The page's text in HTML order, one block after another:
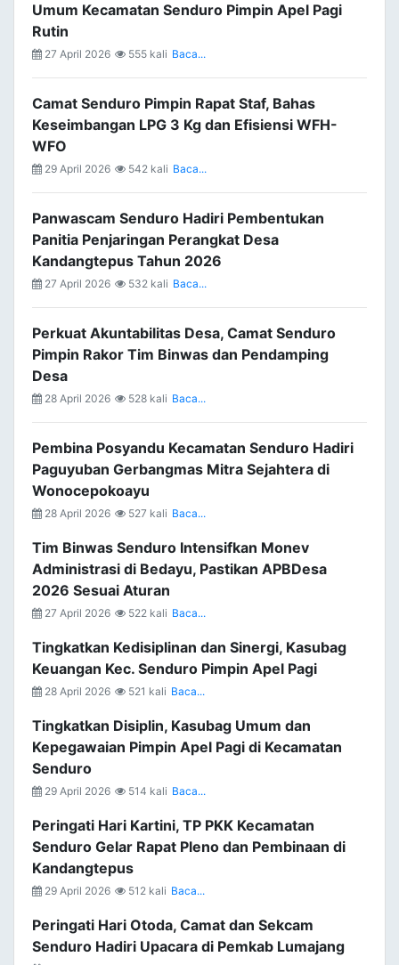
Umum Kecamatan Senduro Pimpin Apel Pagi
Rutin
27 April 2026 555 kali Baca...
Camat Senduro Pimpin Rapat Staf, Bahas
Keseimbangan LPG 3 Kg dan Efisiensi WFH-
WFO
29 April 2026 542 kali Baca...
Panwascam Senduro Hadiri Pembentukan
Panitia Penjaringan Perangkat Desa
Kandangtepus Tahun 2026
27 April 2026 532 kali Baca...
Perkuat Akuntabilitas Desa, Camat Senduro
Pimpin Rakor Tim Binwas dan Pendamping
Desa
28 April 2026 528 kali Baca...
Pembina Posyandu Kecamatan Senduro Hadiri
Paguyuban Gerbangmas Mitra Sejahtera di
Wonocepokoayu
28 April 2026 527 kali Baca...
Tim Binwas Senduro Intensifkan Monev
Administrasi di Bedayu, Pastikan APBDesa
2026 Sesuai Aturan
27 April 2026 522 kali Baca...
Tingkatkan Kedisiplinan dan Sinergi, Kasubag
Keuangan Kec. Senduro Pimpin Apel Pagi
28 April 2026 521 kali Baca...
Tingkatkan Disiplin, Kasubag Umum dan
Kepegawaian Pimpin Apel Pagi di Kecamatan
Senduro
29 April 2026 514 kali Baca...
Peringati Hari Kartini, TP PKK Kecamatan
Senduro Gelar Rapat Pleno dan Pembinaan di
Kandangtepus
29 April 2026 512 kali Baca...
Peringati Hari Otoda, Camat dan Sekcam
Senduro Hadiri Upacara di Pemkab Lumajang